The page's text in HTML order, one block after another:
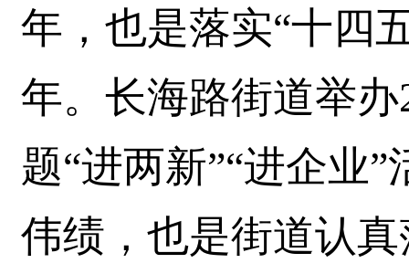
年，也是落实“十四
年。长海路街道举办
题“进两新”“进企业
伟绩，也是街道认